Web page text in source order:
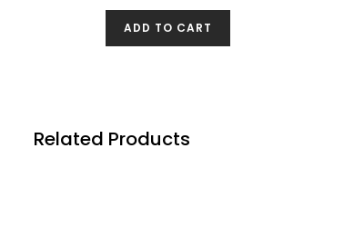
ADD TO CART
Related Products